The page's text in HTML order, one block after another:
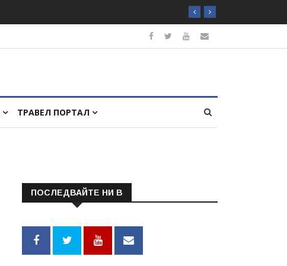
ТРАВЕЛ ПОРТАЛ
ПОСЛЕДВАЙТЕ НИ В